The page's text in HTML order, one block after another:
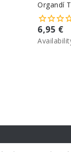
Organdí
6,95 €